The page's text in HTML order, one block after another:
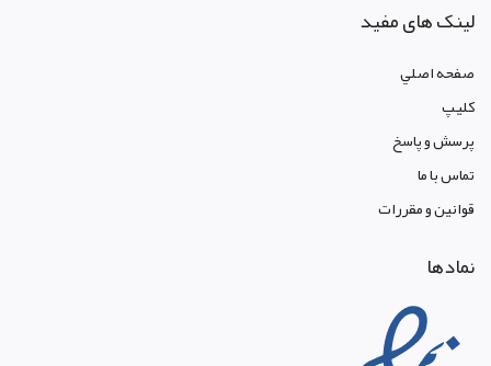
لینک های مفید
صفحه اصلي
کليپ
پرسش و پاسخ
تماس با ما
قوانين و مقررات
نمادها